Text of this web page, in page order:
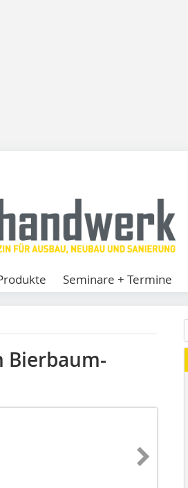
Seminare + Termine
Bierbaum-